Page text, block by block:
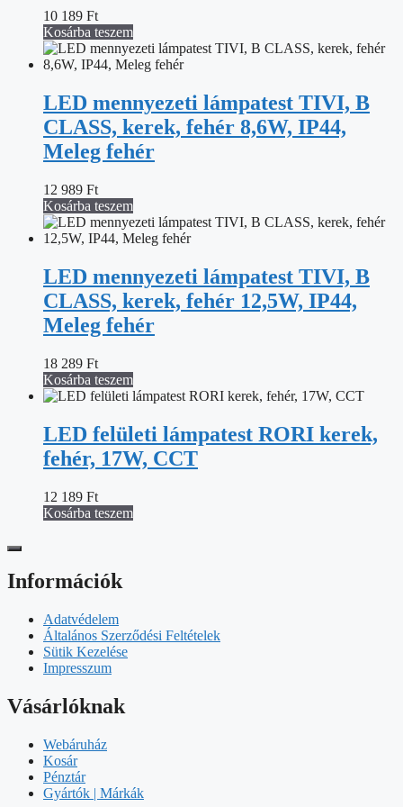
10 189 Ft
Kosárba teszem
LED mennyezeti lámpatest TIVI, B
CLASS, kerek, fehér 8,6W, IP44,
Meleg fehér
12 989 Ft
Kosárba teszem
LED mennyezeti lámpatest TIVI, B
CLASS, kerek, fehér 12,5W, IP44,
Meleg fehér
18 289 Ft
Kosárba teszem
LED felületi lámpatest RORI kerek,
fehér, 17W, CCT
12 189 Ft
Kosárba teszem
Információk
Adatvédelem
Általános Szerződési Feltételek
Sütik Kezelése
Impresszum
Vásárlóknak
Webáruház
Kosár
Pénztár
Gyártók | Márkák